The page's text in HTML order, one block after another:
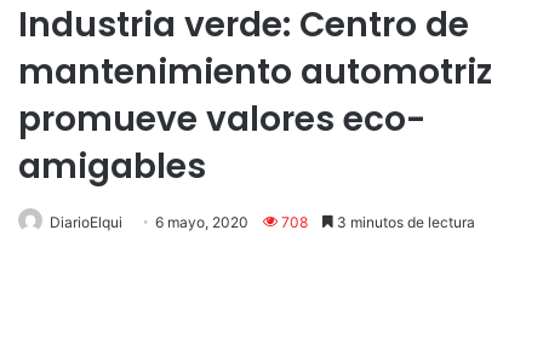
Industria verde: Centro de
mantenimiento automotriz
promueve valores eco-
amigables
DiarioElqui 6 mayo, 2020 708 3 minutos de lectura